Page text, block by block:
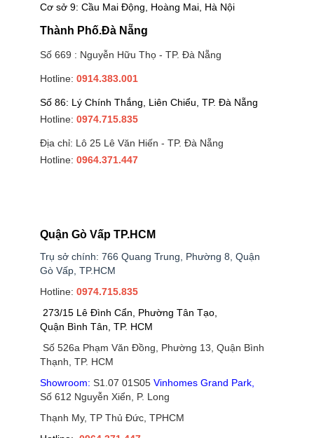
Cơ sở 9: Cầu Mai Động, Hoàng Mai, Hà Nội
Thành Phố.Đà Nẵng
Số 669 : Nguyễn Hữu Thọ - TP. Đà Nẵng
Hotline: 0914.383.001
Số 86: Lý Chính Thắng, Liên Chiểu, TP. Đà Nẵng
Hotline: 0974.715.835
Địa chỉ: Lô 25 Lê Văn Hiến - TP. Đà Nẵng
Hotline: 0964.371.447
Quận Gò Vấp TP.HCM
Trụ sở chính: 766 Quang Trung, Phường 8, Quận
Gò Vấp, TP.HCM
Hotline: 0974.715.835
273/15 Lê Đình Cẩn, Phường Tân Tạo,
Quận Bình Tân, TP. HCM
Số 526a Phạm Văn Đồng, Phường 13, Quận Bình
Thạnh, TP. HCM
Showroom: S1.07 01S05 Vinhomes Grand Park
Số 612 Nguyễn Xiển, P. Long
Thạnh My, TP Thủ Đức, TPHCM